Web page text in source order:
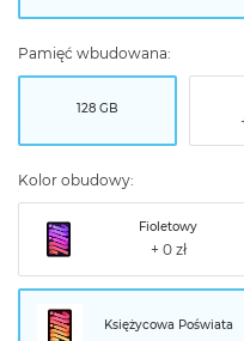
Pamięć wbudowana:
128 GB
Kolor obudowy:
Fioletowy
Księżycowa Poświata